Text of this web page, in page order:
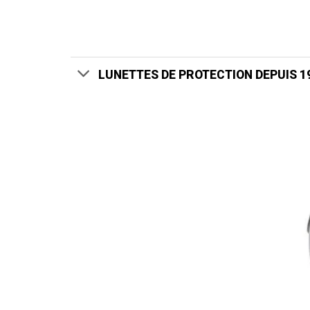
LUNETTES DE PROTECTION DEPUIS